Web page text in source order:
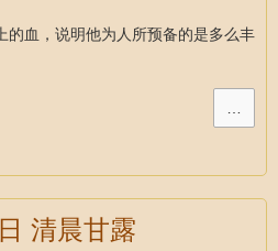
的血，说明他为人所预备的是多么丰
…
清晨甘露